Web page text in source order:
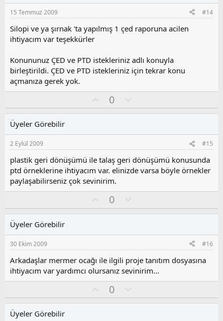
s
u
z
l
a
15 Temmuz 2009 #14
Silopi ve ya şırnak 'ta yapılmış 1 çed raporuna acilen
ihtiyacım var teşekkürler
Konununuz ÇED ve PTD istekleriniz adlı konuyla
birleştirildi. ÇED ve PTD istekleriniz için tekrar konu
açmanıza gerek yok.
y
0
l
s
u
z
o
l
Üyeler Görebilir
2 Eylül 2009 #15
plastik geri dönüşümü ile talaş geri dönüşümü konusunda
ptd örneklerine ihtiyacım var. elinizde varsa böyle örnekler
paylaşabilirseniz çok sevinirim.
y
0
l
s
u
z
o
y
a
Üyeler Görebilir
30 Ekim 2009 #16
Arkadaşlar mermer ocağı ile ilgili proje tanıtım dosyasına
ihtiyacım var yardımcı olursanız sevinirim...
y
0
l
Üyeler Görebilir